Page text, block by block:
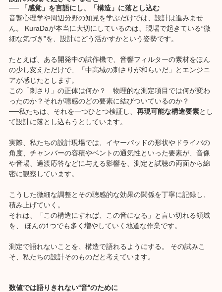
── 「感覚」を言語にし、「構造」に落とし込む
音響心理学や周辺分野の知見を学ぶだけでは、設計は進みませ
ん。 KuraDaが本当に大切にしているのは、現場で起きている“微
細な気づき”を、設計にどう活かすかという姿勢です。
たとえば、ある開発中の試作機で、音響フィルターの素材をほん
の少し変えただけで、「中高域の刺さりが和らいだ」とエンジニ
アが感じたとします。
この「刺さり」の正体は何か？　物理的な測定項目では何が変わ
ったのか？それが聴感のどの要素に結びついているのか？
──私たちは、それを一つひとつ検証し、 再現可能な構造要素とし
て設計に落とし込もうとしています。
実際、私たちの設計現場では、イヤーパッドの形状やドライバの
角度、チャンバーの容積やベントの通気性といった要素が、音像
や音場、過渡応答などに与える影響を、測定と試聴の両面から綿
密に観察しています。
こうした微細な調整とその聴感的な効果の関係を丁寧に記録し、
積み上げていく。
それは、「この構造にすれば、この音になる」と言い切れる領域
を、 ほんの1つでも多く増やしていく地道な作業です。
測定で語れないことを、構造で語れるようにする。 その試みこ
そ、私たちの設計そのものだと考えています。
数値では語りきれない“音”のために